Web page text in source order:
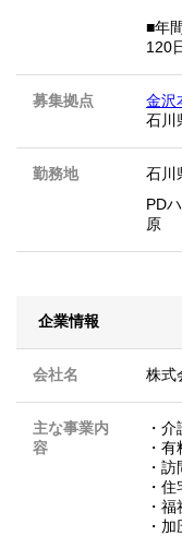
■年
120
募集拠点
金沢
石川
勤務地
石川
PD
原
企業情報
会社名 株式
主な事業内
容
・
・
・
・
・
・